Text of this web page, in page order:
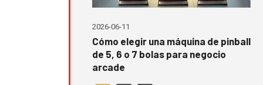
2026-06-11
Cómo elegir una máquina de pinball
de 5, 6 o 7 bolas para negocio
arcade